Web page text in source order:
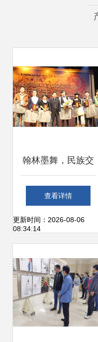
翰林墨舞，民族交
响——东莞理工学
院文艺想象与文化
查看详情
更新时间：2026-08-06
08:34:14